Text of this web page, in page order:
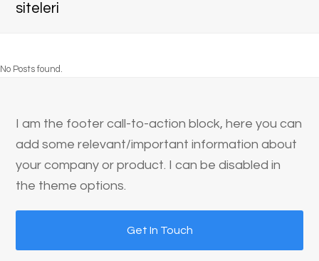
siteleri
No Posts found.
I am the footer call-to-action block, here you can
add some relevant/important information about
your company or product. I can be disabled in
the theme options.
Get In Touch